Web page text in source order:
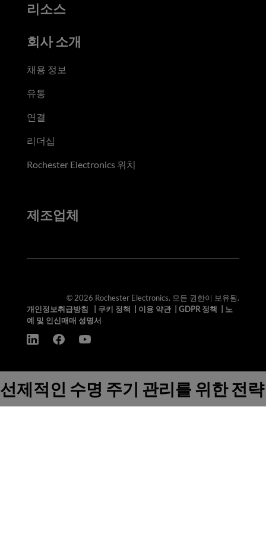
리소스
회사 소개
채용 정보
유통
연결
리더십
Rochester Electronics 위치
제조업체
© 2026 Rochester Electronics. 모든 권한이 보유됨.
개인정보취급방침
쿠키 정책 이용 약관| GDPR 정책
노
예 및 인신매매 성명서
선제적인 수명 주기 관리를 위한 전략